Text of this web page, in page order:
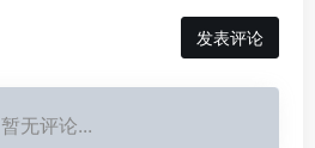
发表评论
暂无评论...